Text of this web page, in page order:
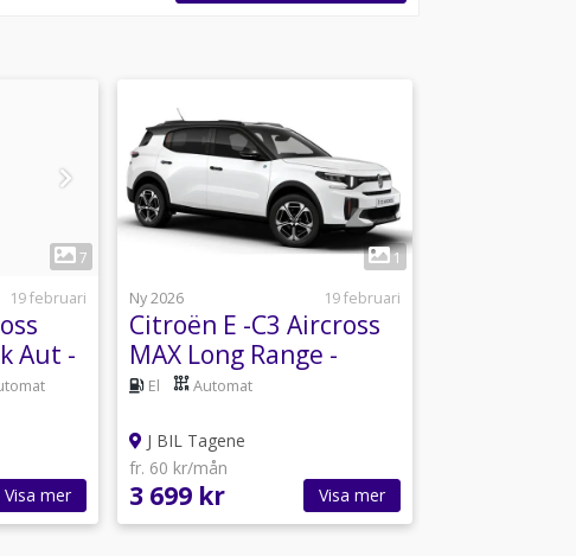
7
19 februari
Aut -
Visa mer
1
Ny 2026
19 februari
Citroën E -C3 Aircross
MAX Long Range -
PRIVATLEASING
El Automat
J BIL Tagene
fr. 60 kr/mån
3 699 kr Visa mer